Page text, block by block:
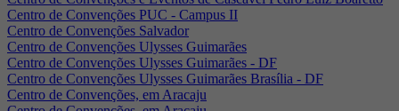
Centro de Convenções PUC - Campus II
Centro de Convenções Salvador
Centro de Convenções Ulysses Guimarães
Centro de Convenções Ulysses Guimarães - DF
Centro de Convenções Ulysses Guimarães Brasília - DF
Centro de Convenções, em Aracaju